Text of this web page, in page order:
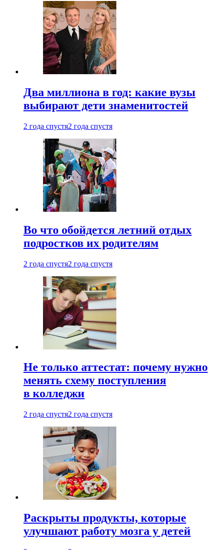
Два миллиона в год: какие вузы
выбирают дети знаменитостей
2 года спустя2 года спустя
Во что обойдется летний отдых
подростков их родителям
2 года спустя2 года спустя
Не только аттестат: почему нужно
менять схему поступления
в колледжи
2 года спустя2 года спустя
Раскрыты продукты, которые
улучшают работу мозга у детей